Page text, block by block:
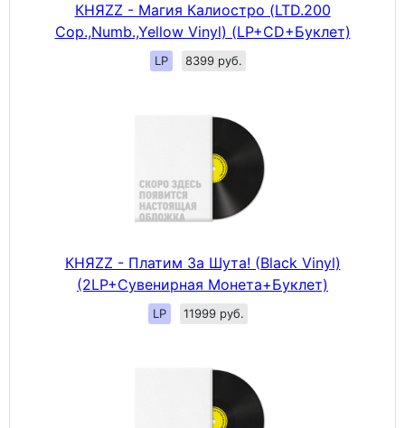
КНЯZZ - Магия Калиостро (LTD.200
Cop.,Numb.,Yellow Vinyl) (LP+CD+Буклет)
LP 8399 руб.
КНЯZZ - Платим За Шута! (Black Vinyl)
(2LP+Сувенирная Монета+Буклет)
LP 11999 руб.